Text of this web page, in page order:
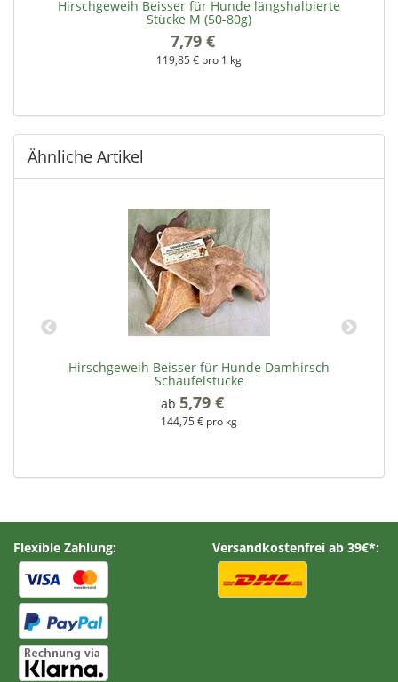
Hirschgeweih Beisser für Hunde längshalbierte
Stücke M (50-80g)
7,79 €
119,85 € pro 1 kg
Ähnliche Artikel
Hirschgeweih Beisser für Hunde Damhirsch
Schaufelstücke
ab 5,79 €
144,75 € pro kg
Flexible Zahlung: Versandkostenfrei ab 39€*: